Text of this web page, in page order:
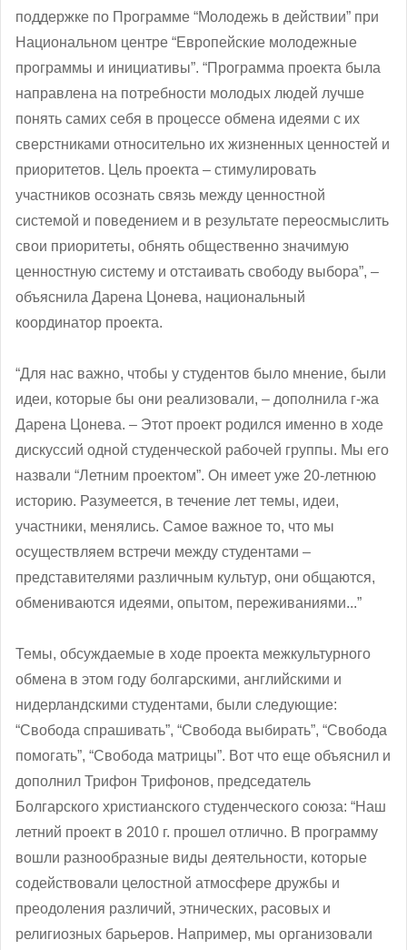
поддержке по Программе “Молодежь в действии” при
Национальном центре “Европейские молодежные
программы и инициативы”. “Программа проекта была
направлена на потребности молодых людей лучше
понять самих себя в процессе обмена идеями с их
сверстниками относительно их жизненных ценностей и
приоритетов. Цель проекта – стимулировать
участников осознать связь между ценностной
системой и поведением и в результате переосмыслить
свои приоритеты, обнять общественно значимую
ценностную систему и отстаивать свободу выбора”, ‒
объяснила Дарена Цонева, национальный
координатор проекта.
“Для нас важно, чтобы у студентов было мнение, были
идеи, которые бы они реализовали, ‒ дополнила г-жа
Дарена Цонева. – Этот проект родился именно в ходе
дискуссий одной студенческой рабочей группы. Мы его
назвали “Летним проектом”. Он имеет уже 20-летнюю
историю. Разумеется, в течение лет темы, идеи,
участники, менялись. Самое важное то, что мы
осуществляем встречи между студентами –
представителями различным культур, они общаются,
обмениваются идеями, опытом, переживаниями...”
Темы, обсуждаемые в ходе проекта межкультурного
обмена в этом году болгарскими, английскими и
нидерландскими студентами, были следующие:
“Свобода спрашивать”, “Свобода выбирать”, “Свобода
помогать”, “Свобода матрицы”. Вот что еще объяснил и
дополнил Трифон Трифонов, председатель
Болгарского христианского студенческого союза: “Наш
летний проект в 2010 г. прошел отлично. В программу
вошли разнообразные виды деятельности, которые
содействовали целостной атмосфере дружбы и
преодоления различий, этнических, расовых и
религиозных барьеров. Например, мы организовали